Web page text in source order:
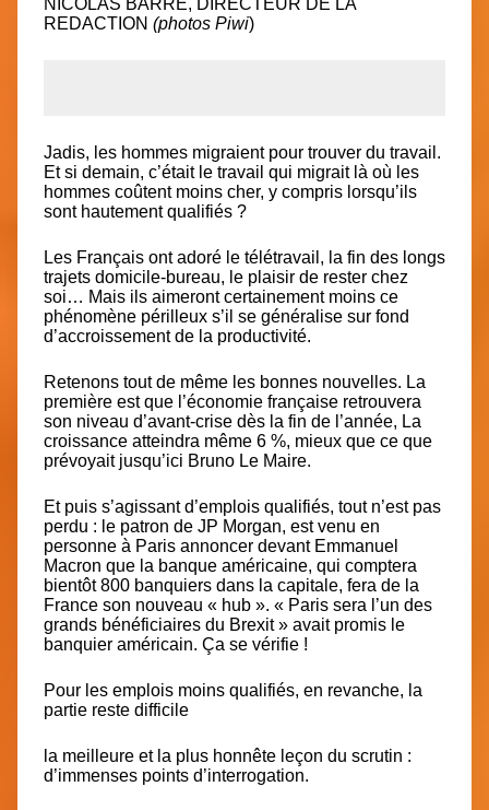
REDACTION (photos Piwi)
Jadis, les hommes migraient pour trouver du travail.
Et si demain, c’était le travail qui migrait là où les
hommes coûtent moins cher, y compris lorsqu’ils
sont hautement qualifiés ?
Les Français ont adoré le télétravail, la fin des longs
trajets domicile-bureau, le plaisir de rester chez
soi… Mais ils aimeront certainement moins ce
phénomène périlleux s’il se généralise sur fond
d’accroissement de la productivité.
Retenons tout de même les bonnes nouvelles. La
première est que l’économie française retrouvera
son niveau d’avant-crise dès la fin de l’année, La
croissance atteindra même 6 %, mieux que ce que
prévoyaitjusqu’ici Bruno Le Maire.
Et puis s’agissant d’emplois qualifiés, tout n’est pas
perdu : le patron de JP Morgan, est venu en
personne à Paris annoncer devant Emmanuel
Macron que la banque américaine, qui comptera
bientôt 800 banquiers dans la capitale, fera de la
France son nouveau « hub ». « Paris sera l’un des
grands bénéficiaires du Brexit» avait promis le
banquier américain. Ça se vérifie !
Pour les emplois moins qualifiés, en revanche, la
partie reste difficile
la meilleure et la plus honnête leçon du scrutin :
d’immenses points d’interrogation.